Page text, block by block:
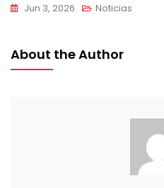
Jun 3, 2026 Noticias
About the Author